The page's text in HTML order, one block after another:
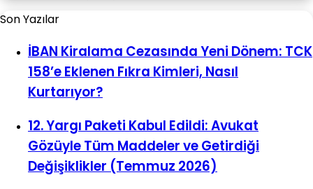
Son Yazılar
İBAN Kiralama Cezasında Yeni Dönem: TCK
158’e Eklenen Fıkra Kimleri, Nasıl
Kurtarıyor?
12. Yargı Paketi Kabul Edildi: Avukat
Gözüyle Tüm Maddeler ve Getirdiği
Değişiklikler (Temmuz 2026)